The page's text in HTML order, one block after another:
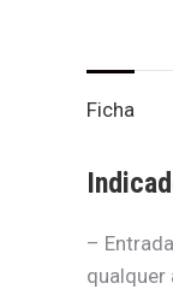
Ficha
–
qualquer